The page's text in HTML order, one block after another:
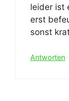
leider ist
erst
sonst
Antworten